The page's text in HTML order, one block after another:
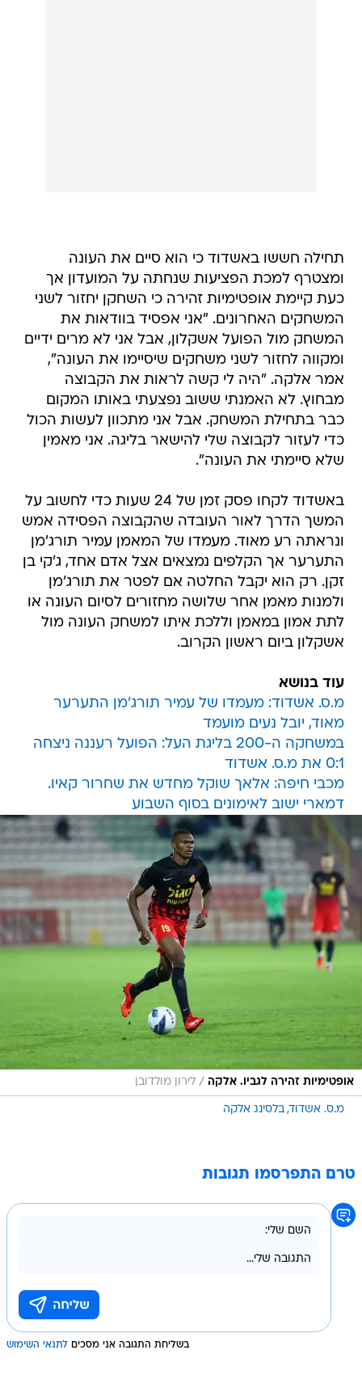
תחילה חששו באשדוד כי הוא סיים את העונה
ומצטרף למכת הפציעות שנחתה על המועדון אך
כעת קיימת אופטימיות זהירה כי השחקן יחזור לשני
המשחקים האחרונים. "אני אפסיד בוודאות את
המשחק מול הפועל אשקלון, אבל אני לא מרים ידיים
ומקווה לחזור לשני משחקים שיסיימו את העונה",
אמר אלקה. "היה לי קשה לראות את הקבוצה
מבחוץ. לא האמנתי ששוב נפצעתי באותו המקום
כבר בתחילת המשחק. אבל אני מתכוון לעשות הכול
כדי לעזור לקבוצה שלי להישאר בליגה. אני מאמין
שלא סיימתי את העונה".
באשדוד לקחו פסק זמן של 24 שעות כדי לחשוב על
המשך הדרך לאור העובדה שהקבוצה הפסידה אמש
ונראתה רע מאוד. מעמדו של המאמן עמיר תורג'מן
התערער אך הקלפים נמצאים אצל אדם אחד, ג'קי בן
זקן. רק הוא יקבל החלטה אם לפטר את תורג'מן
ולמנות מאמן אחר שלושה מחזורים לסיום העונה או
לתת אמון במאמן וללכת איתו למשחק העונה מול
אשקלון ביום ראשון הקרוב.
עוד בנושא
מ.ס. אשדוד: מעמדו של עמיר תורג'מן התערער
מאוד, יובל נעים מועמד
במשחקה ה-200 בליגת העל: הפועל רעננה ניצחה
0:1 את מ.ס. אשדוד
מכבי חיפה: אלאך שוקל מחדש את שחרור קאיו.
דמארי ישוב לאימונים בסוף השבוע
אופטימיות זהירה לגביו. אלקה / לירון מולדובן
מ.ס. אשדוד בלסינג אלקה
טרם התפרסמו תגובות
בשליחת התגובה אני מסכים לתנאי השימוש